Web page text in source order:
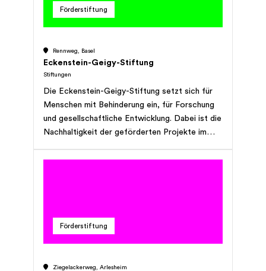
Förderstiftung
Rennweg, Basel
Eckenstein-Geigy-Stiftung
Stiftungen
Die Eckenstein-Geigy-Stiftung setzt sich für
Menschen mit Behinderung ein, für Forschung
und gesellschaftliche Entwicklung. Dabei ist die
Nachhaltigkeit der geförderten Projekte im
*Die Angaben dieses Porträts stammen von
Förderstiftung
Ziegelackerweg, Arlesheim